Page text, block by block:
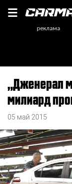
„Дженерал мотърс“ обяви половин
милиард
05 май 2015